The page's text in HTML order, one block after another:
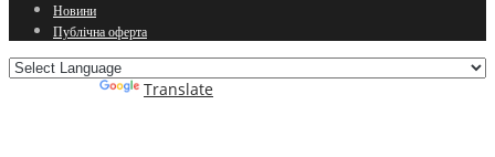
Новини
Публічна оферта
Translate